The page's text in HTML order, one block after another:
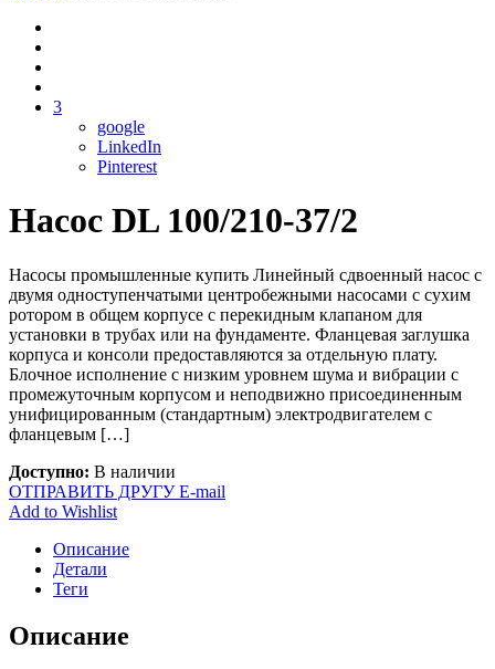
3
google
LinkedIn
Pinterest
Насос DL 100/210-37/2
Насосы промышленные купить Линейный сдвоенный насос с
двумя одноступенчатыми центробежными насосами с сухим
ротором в общем корпусе с перекидным клапаном для
установки в трубах или на фундаменте. Фланцевая заглушка
корпуса и консоли предоставляются за отдельную плату.
Блочное исполнение с низким уровнем шума и вибрации с
промежуточным корпусом и неподвижно присоединенным
унифицированным (стандартным) электродвигателем с
фланцевым […]
Доступно: В наличии
ОТПРАВИТЬ ДРУГУ E-mail
Add to Wishlist
Описание
Детали
Теги
Описание